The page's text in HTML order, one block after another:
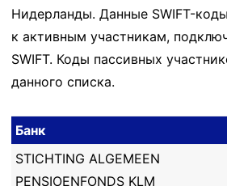
Нидерланды. Данные SWIFT-
к активным участникам,
SWIFT. Коды пассивных
данного списка.
Банк
STICHTING ALGEMEEN
PENSIOENFONDS KLM